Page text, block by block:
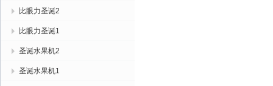
比眼力圣诞2
比眼力圣诞1
圣诞水果机2
圣诞水果机1